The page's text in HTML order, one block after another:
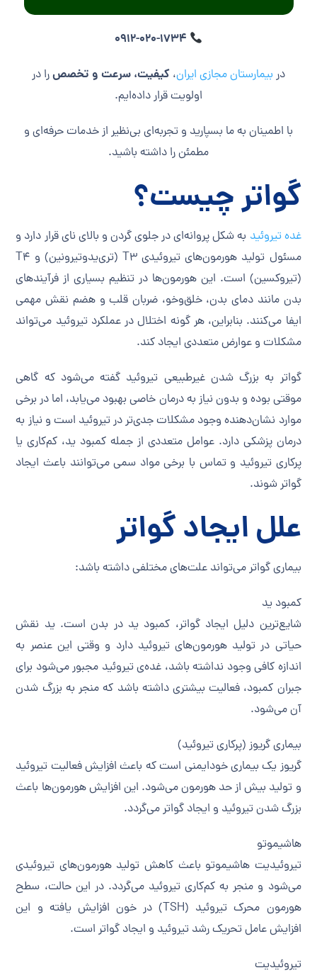
0912-020-1734
در بیمارستان مجازی ایران، کیفیت، سرعت و تخصصرا در
اولویت قرار داده‌ایم.
با اطمینان به ما بسپارید و تجربه‌ای بی‌نظیر از خدمات حرفه‌ای و
مطمئن را داشته باشید.
­گواتر چیست؟
غده تیروئید به شکل پروانه‌ای در جلوی گردن و بالای نای قرار دارد و
مسئول تولید هورمون‌های تیروئیدی T3 (تری‌یدوتیرونین) و T4
(تیروکسین) است. این هورمون‌ها در تنظیم بسیاری از فرآیندهای
بدن مانند دمای بدن، خلق‌وخو، ضربان قلب و هضم نقش مهمی
ایفا می‌کنند. بنابراین، هر گونه اختلال در عملکرد تیروئید می‌تواند
مشکلات و عوارض متعددی ایجاد کند.
گواتر به بزرگ شدن غیرطبیعی تیروئید گفته می‌شود که گاهی
موقتی بوده و بدون نیاز به درمان خاصی بهبود می‌یابد، اما در برخی
موارد نشان‌دهنده وجود مشکلات جدی‌تر در تیروئید است و نیاز به
درمان پزشکی دارد. عوامل متعددی از جمله کمبود ید، کم‌کاری یا
پرکاری تیروئید و تماس با برخی مواد سمی می‌توانند باعث ایجاد
گواتر شوند.
علل ایجاد گواتر
بیماری گواتر می‌تواند علت‌های مختلفی داشته باشد:
کمبود ید
شایع‌ترین دلیل ایجاد گواتر، کمبود ید در بدن است. ید نقش
حیاتی در تولید هورمون‌های تیروئید دارد و وقتی این عنصر به
اندازه کافی وجود نداشته باشد، غده‌ی تیروئید مجبور می‌شود برای
جبران کمبود، فعالیت بیشتری داشته باشد که منجر به بزرگ شدن
آن می‌شود.
بیماری گریوز (پرکاری تیروئید)
گریوز یک بیماری خودایمنی است که باعث افزایش فعالیت تیروئید
و تولید بیش از حد هورمون می‌شود. این افزایش هورمون‌ها باعث
بزرگ شدن تیروئید و ایجاد گواتر می‌گردد.
هاشیموتو
تیروئیدیت هاشیموتو باعث کاهش تولید هورمون‌های تیروئیدی
می‌شود و منجر به کم‌کاری تیروئید می‌گردد. در این حالت، سطح
هورمون محرک تیروئید (TSH) در خون افزایش یافته و این
افزایش عامل تحریک رشد تیروئید و ایجاد گواتر است.
تیروئیدیت